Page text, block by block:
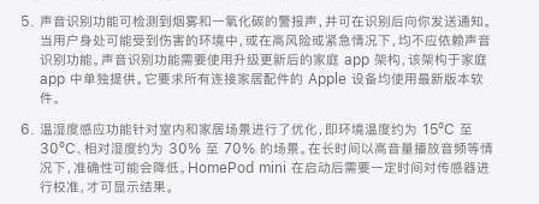
声音识别功能可检测到烟雾和一氧化碳的警报声，并可在识别后向你发送通知。
当用户身处可能受到伤害的环境中，或在高风险或紧急情况下，均不应依赖声音
识别功能。声音识别功能需要使用升级更新后的家庭 app 架构，该架构于家庭
app 中单独提供。它要求所有连接家居配件的 Apple 设备均使用最新版本软
件。
温湿度感应功能针对室内和家居场景进行了优化，即环境温度约为 15ºC 至
30ºC、相对湿度约为 30% 至 70% 的场景。在长时间以高音量播放音频等情
况下，准确性可能会降低。HomePod mini 在启动后需要一定时间对传感器进
行校准，才可显示结果。